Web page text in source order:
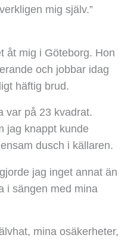
mig själv.”
åt mig i Göteborg. Hon
och jobbar idag
häftig brud.
var på 23 kvadrat.
jag knappt kunde
dusch i källaren.
jag inget annat än
i sängen med mina
mina osäkerheter,